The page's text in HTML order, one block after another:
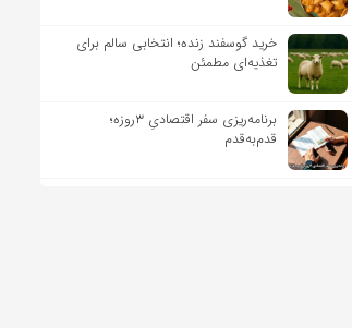
خرید گوسفند زنده؛ انتخابی سالم برای
تغذیه‌ای مطمئن
برنامه‌ریزی سفر اقتصادیِ ۳روزه؛
قدم‌به‌قدم